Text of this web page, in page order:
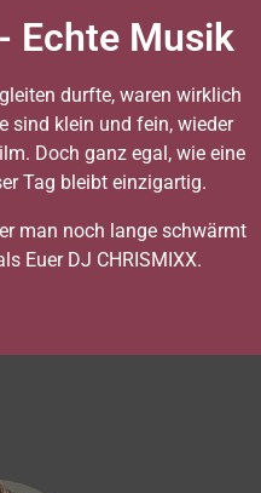
Echte Musik
durfte, waren wirklich
sind klein und fein, wieder
Doch ganz egal, wie eine
Tag bleibt einzigartig.
man noch lange schwärmt
Euer DJ CHRISMIXX.